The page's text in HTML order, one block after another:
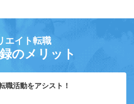
エイト転職
のメリット
職活動をアシスト！